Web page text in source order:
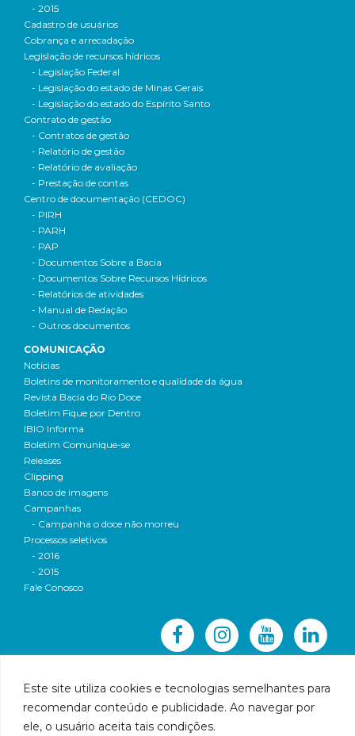
Este site utiliza cookies e tecnologias semelhantes para
recomendar conteúdo e publicidade. Ao navegar por
ele, o usuário aceita tais condições.
- 2015
Cadastro de usuários
Cobrança e arrecadação
Legislação de recursos hídricos
- Legislação Federal
- Legislação do estado de Minas Gerais
- Legislação do estado do Espírito Santo
Contrato de gestão
- Contratos de gestão
- Relatório de gestão
- Relatório de avaliação
- Prestação de contas
Centro de documentação (CEDOC)
- PIRH
- PARH
- PAP
- Documentos Sobre a Bacia
- Documentos Sobre Recursos Hídricos
- Relatórios de atividades
- Manual de Redação
- Outros documentos
COMUNICAÇÃO
Notícias
Boletins de monitoramento e qualidade da água
Revista Bacia do Rio Doce
Boletim Fique por Dentro
IBIO Informa
Boletim Comunique-se
Releases
Clipping
Banco de imagens
Campanhas
- Campanha o doce não morreu
Processos seletivos
- 2016
- 2015
Fale Conosco
© 2016 CBH-Doce - Todos os direitos reservados